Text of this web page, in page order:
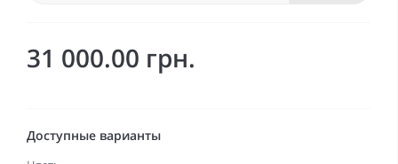
31 000.00 грн.
Доступные варианты